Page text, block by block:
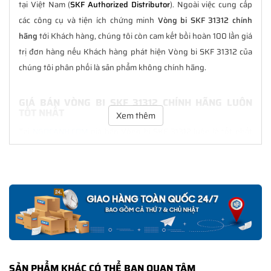
tại Việt Nam (SKF Authorized Distributor). Ngoài việc cung cấp
các công cụ và tiện ích chứng minh Vòng bi SKF 31312 chính
hãngtới Khách hàng, chúng tôi còn cam kết bồi hoàn 100 lần giá
trị đơn hàng nếu Khách hàng phát hiện Vòng bi SKF 31312 của
chúng tôi phân phối là sản phẩm không chính hãng.
GIÁ BÁN VÒNG BI SKF 31312 CHÍNH HÃNG LUÔN
với nhiều ưu đãi kèm theo và các dịch vụ hẫu mãi sau bán hàng.
CHẾ ĐỘ BẢO HÀNH VÒNG BI SKF 31312 CHÍNH
HÃNG
Tất cả các sản phẩm SKF chính hãng doSKF Ngọc Anhphân
phối đều được bảo hành chính hãng theo đúng tiêu chuẩn bảo
Xem thêm